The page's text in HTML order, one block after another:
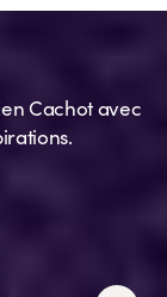
Cachot avec
émotion, un